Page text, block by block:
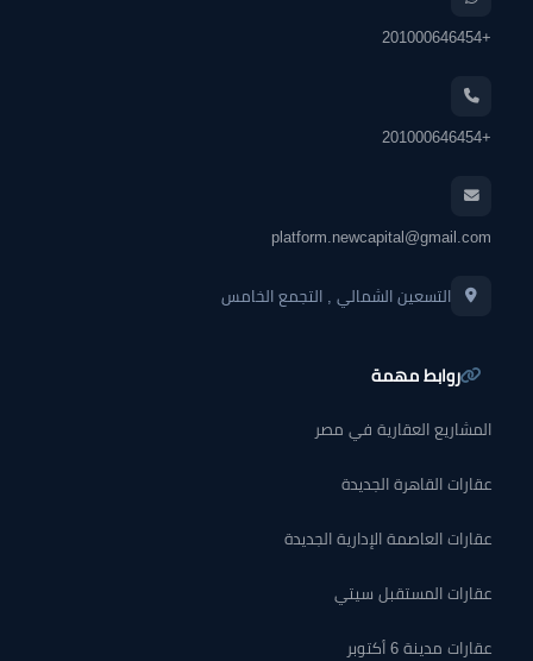
+201000646454
+201000646454
platform.newcapital@gmail.com
التسعين الشمالي , التجمع الخامس
روابط مهمة
المشاريع العقارية في مصر
عقارات القاهرة الجديدة
عقارات العاصمة الإدارية الجديدة
عقارات المستقبل سيتي
عقارات مدينة 6 أكتوبر